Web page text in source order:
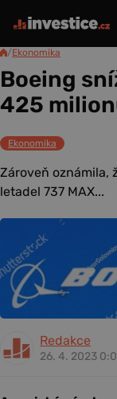
/Ekonomika
Boeing
425
Ekonomika
Zároveň oznámila,
letadel 737 MAX...
Redakce
26. 4. 2023